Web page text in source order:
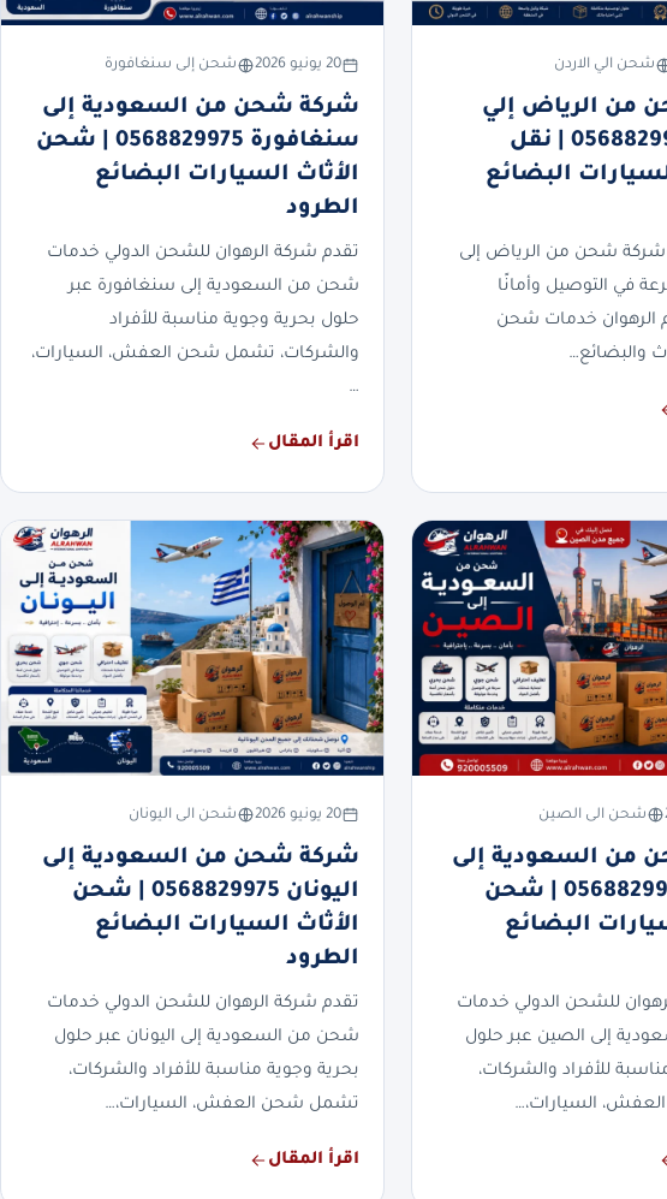
شحن الي الاردن
من الرياض إلي
الأردن 0568829975 | نقل
البضائع
شحن من الرياض إلى
في التوصيل وأمانًا
الرهوان خدمات شحن
والبضائع…
20 يونيو 2026 شحن إلى سنغافورة
شركة شحن من السعودية إلى
سنغافورة 0568829975 | شحن
الأثاث السيارات البضائع
الطرود
تقدم شركة الرهوان للشحن الدولي خدمات
شحن من السعودية إلى سنغافورة عبر
حلول بحرية وجوية مناسبة للأفراد
والشركات، تشمل شحن العفش، السيارات،
…
اقرأ المقال
شحن الى الصين
من السعودية إلى
الصين 0568829975 | شحن
البضائع
للشحن الدولي خدمات
إلى الصين عبر حلول
للأفراد والشركات،
السيارات،…
20 يونيو 2026 شحن الى اليونان
شركة شحن من السعودية إلى
اليونان 0568829975 | شحن
الأثاث السيارات البضائع
الطرود
تقدم شركة الرهوان للشحن الدولي خدمات
شحن من السعودية إلى اليونان عبر حلول
بحرية وجوية مناسبة للأفراد والشركات،
تشمل شحن العفش، السيارات،…
اقرأ المقال